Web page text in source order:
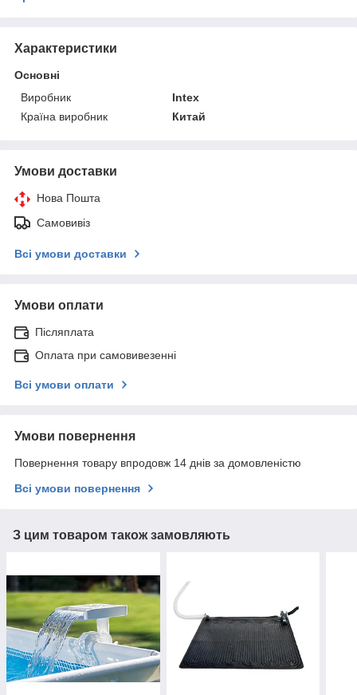
Характеристики
Основні
Виробник
Intex
Країна виробник
Китай
Умови доставки
Нова Пошта
Самовивіз
Всі умови доставки
Умови оплати
Післяплата
Оплата при самовивезенні
Всі умови оплати
Умови повернення
Повернення товару впродовж 14 днів за домовленістю
Всі умови повернення
З цим товаром також замовляють